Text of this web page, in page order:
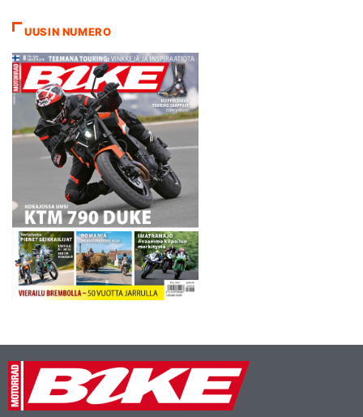
suunniteltu kuluttajille, jotka
eivät innostu Ducatin
urheilullisemmista pyöristä.
Voimaa ja vääntöä, ääntä ja
näyttävyyttä…
UUSIN NUMERO